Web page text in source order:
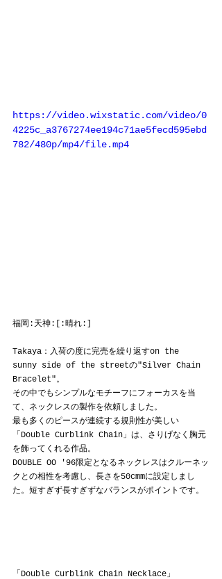
https://video.wixstatic.com/video/0
4225c_a3767274ee194c71ae5fecd595ebd
782/480p/mp4/file.mp4
福岡:天神:[:晴れ:]
Takaya：入荷の度に完売を繰り返すon the
sunny side of the streetの"Silver Chain
Bracelet"。
その中でもシンプルなモチーフにフォーカスを当
て、ネックレスの製作を依頼しました。
最も多くのピースが連続する規則性が美しい
「Double Curblink Chain」は、さりげなく胸元
を飾ってくれる作品。
DOUBLE OO '96限定となるネックレスはクルーネッ
クとの相性を考慮し、長さを50cmmに設定しまし
た。短すぎず長すぎずなバランスがポイントです。
「Double Curblink Chain Necklace」